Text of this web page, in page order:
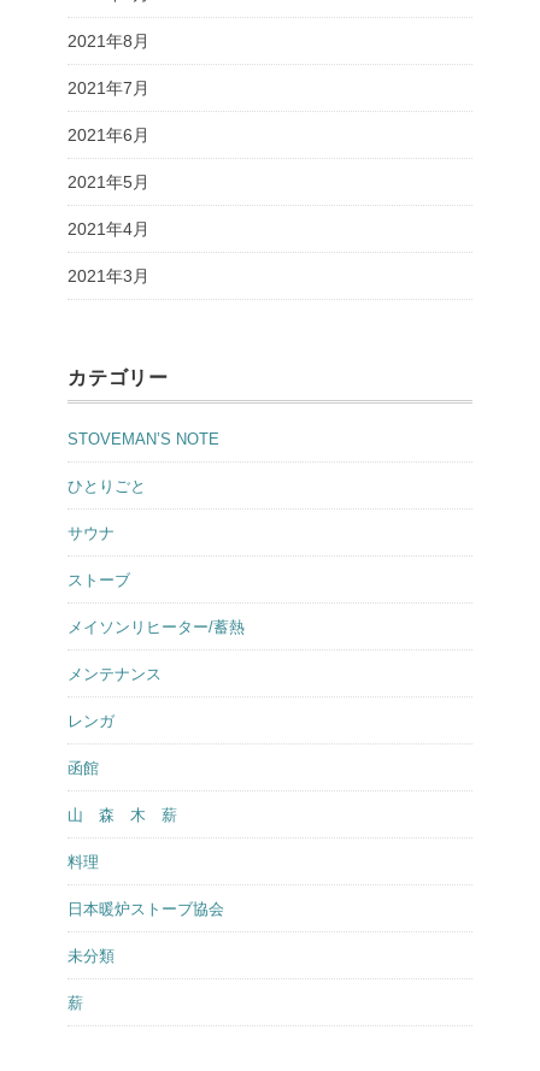
2021年8月
2021年7月
2021年6月
2021年5月
2021年4月
2021年3月
カテゴリー
STOVEMAN’S NOTE
ひとりごと
サウナ
ストーブ
メイソンリヒーター/蓄熱
メンテナンス
レンガ
函館
山 森 木 薪
料理
日本暖炉ストーブ協会
未分類
薪